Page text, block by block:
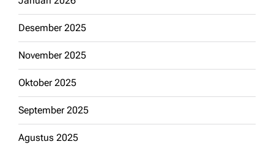
Desember 2025
November 2025
Oktober 2025
September 2025
Agustus 2025